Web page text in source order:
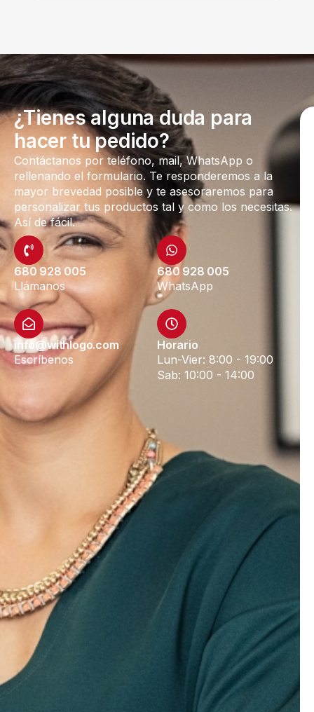
¿Tienes alguna duda para
hacer tu pedido?
Contáctanos por teléfono, mail, WhatsApp o
rellenando el formulario. Te responderemos a la
mayor brevedad posible y te asesoraremos para
personalizar tus productos tal y como los necesitas.
Así de fácil.
680 928 005
Llámanos
680 928 005
WhatsApp
info@withlogo.com
Escríbenos
Horario
Lun-Vier: 8:00 - 19:00
Sab: 10:00 - 14:00